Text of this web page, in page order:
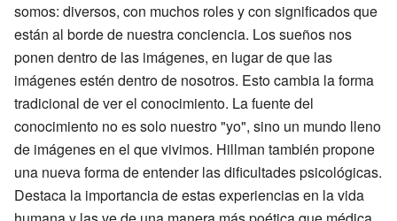
somos: diversos, con muchos roles y con significados que
están al borde de nuestra conciencia. Los sueños nos
ponen dentro de las imágenes, en lugar de que las
imágenes estén dentro de nosotros. Esto cambia la forma
tradicional de ver el conocimiento. La fuente del
conocimiento no es solo nuestro "yo", sino un mundo lleno
de imágenes en el que vivimos. Hillman también propone
una nueva forma de entender las dificultades psicológicas.
Destaca la importancia de estas experiencias en la vida